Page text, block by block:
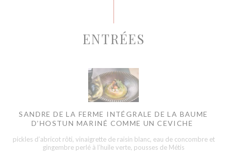
ENTRÉES
SANDRE DE LA FERME INTÉGRALE DE LA BAUME
D’HOSTUN MARINÉ COMME UN CEVICHE
pickles d’abricot rôti, vinaigrette de raisin blanc, eau de concombre et
gingembre perlé à l’huile verte, pousses de Métis